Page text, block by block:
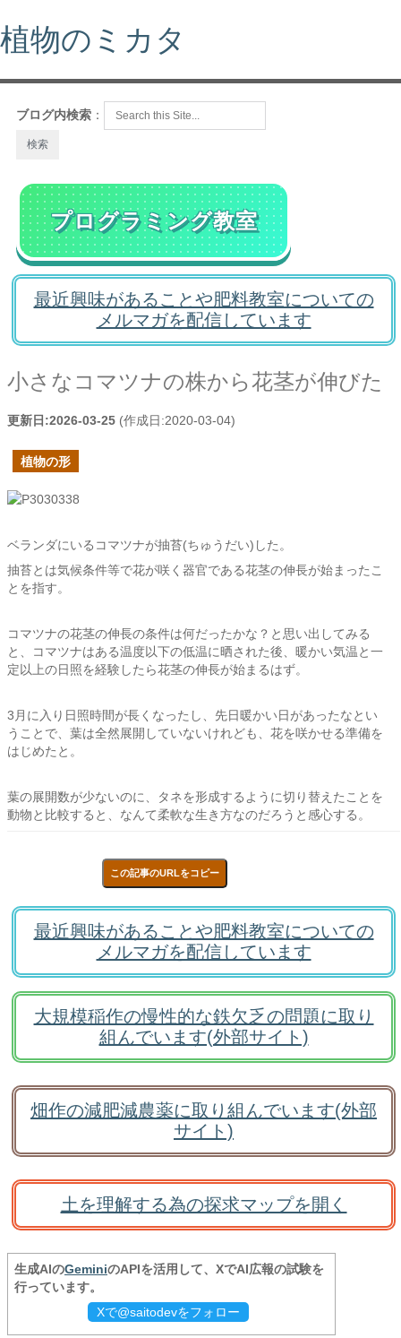
植物のミカタ
ブログ内検索 ：
プログラミング教室
最近興味があることや肥料教室についての
メルマガを配信しています
小さなコマツナの株から花茎が伸びた
更新日:2026-03-25 (作成日:2020-03-04)
植物の形
ベランダにいるコマツナが抽苔(ちゅうだい)した。
抽苔とは気候条件等で花が咲く器官である花茎の伸長が始まったこ
とを指す。
コマツナの花茎の伸長の条件は何だったかな？と思い出してみる
と、コマツナはある温度以下の低温に晒された後、暖かい気温と一
定以上の日照を経験したら花茎の伸長が始まるはず。
3月に入り日照時間が長くなったし、先日暖かい日があったなとい
うことで、葉は全然展開していないけれども、花を咲かせる準備を
はじめたと。
葉の展開数が少ないのに、タネを形成するように切り替えたことを
動物と比較すると、なんて柔軟な生き方なのだろうと感心する。
この記事のURLをコピー
最近興味があることや肥料教室についての
メルマガを配信しています
大規模稲作の慢性的な鉄欠乏の問題に取り
組んでいます(外部サイト)
畑作の減肥減農薬に取り組んでいます(外部
サイト)
土を理解する為の探求マップを開く
生成AIのGeminiのAPIを活用して、XでAI広報の試験を
行っています。
Xで@saitodevをフォロー